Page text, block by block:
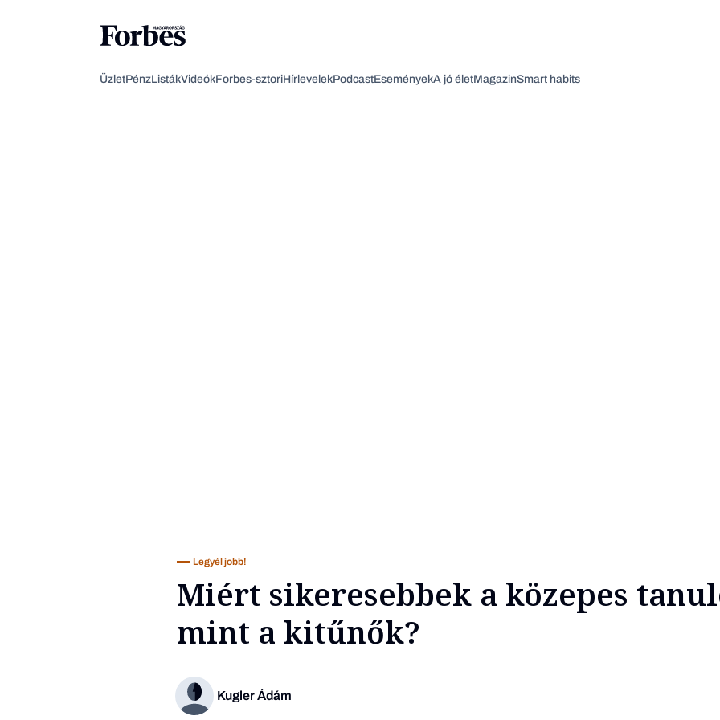
ÜzletPénzListákVideókForbes-sztoriHírlevelekPodcastEseményekA jó életMagazinSmart habits
Legyél jobb!
Miért sikeresebbek a közepes
mint a kitűnők?
Kugler Ádám